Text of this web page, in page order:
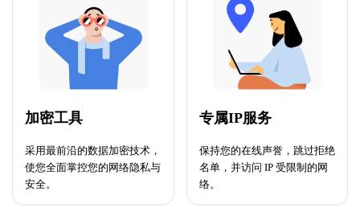
加密工具
采用最前沿的数据加密技术，
使您全面掌控您的网络隐私与
安全。
专属IP服务
保持您的在线声誉，跳过拒绝
名单，并访问 IP 受限制的网
络。